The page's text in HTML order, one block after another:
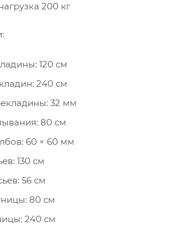
200 кг
120 см
240 см
32 мм
80 см
60 × 60 мм
130 см
56 см
80 см
240 см